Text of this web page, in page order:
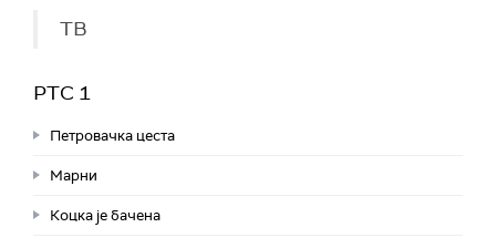
ТВ
РТС 1
Петровачка цеста
Марни
Коцка је бачена